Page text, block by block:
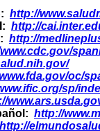
http://
http://
http://
oc/
sp/
http://
http://